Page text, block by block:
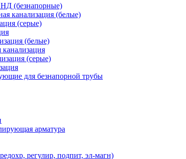
(безнапорные)
канализация (белые)
(серые)
(белые)
(серые)
для безнапорной трубы
арматура
регулир, подпит, эл-магн)